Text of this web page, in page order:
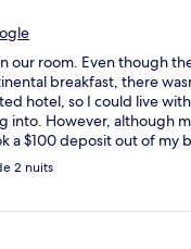
our room. Even though
breakfast, there
hotel, so I could live
into. However, although
a $100 deposit out of my
room in great condition,
I hope it will be, because
hotel.
2 nuits